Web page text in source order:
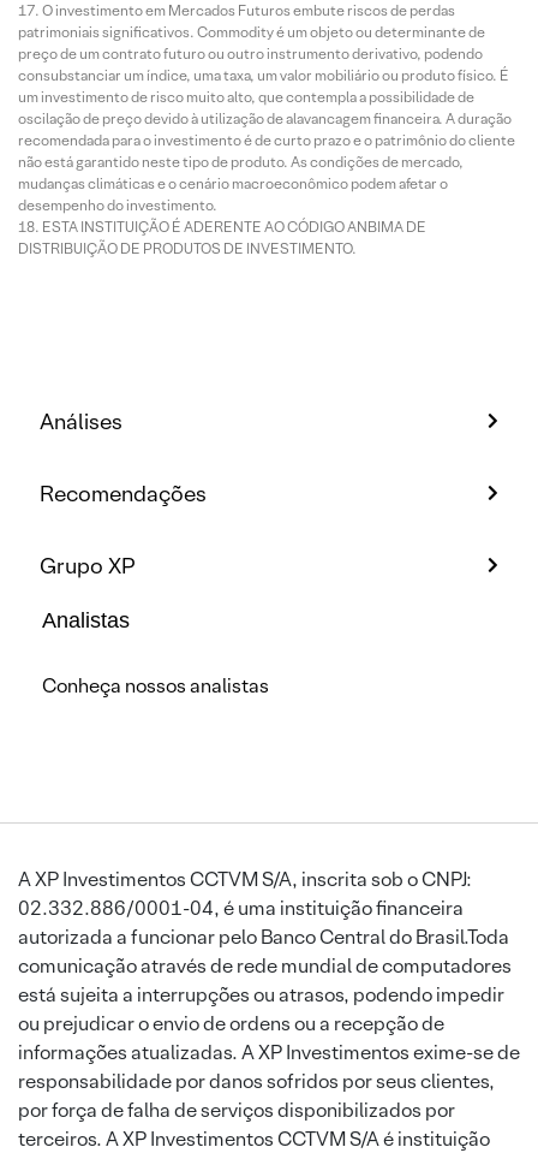
O investimento em Mercados Futuros embute riscos de perdas
patrimoniais significativos. Commodity é um objeto ou determinante de
preço de um contrato futuro ou outro instrumento derivativo, podendo
consubstanciar um índice, uma taxa, um valor mobiliário ou produto físico. É
um investimento de risco muito alto, que contempla a possibilidade de
oscilação de preço devido à utilização de alavancagem financeira. A duração
recomendada para o investimento é de curto prazo e o patrimônio do cliente
não está garantido neste tipo de produto. As condições de mercado,
mudanças climáticas e o cenário macroeconômico podem afetar o
desempenho do investimento.
ESTA INSTITUIÇÃO É ADERENTE AO CÓDIGO ANBIMA DE
DISTRIBUIÇÃO DE PRODUTOS DE INVESTIMENTO.
Análises
Recomendações
Grupo XP
Analistas
Conheça nossos analistas
A XP Investimentos CCTVM S/A, inscrita sob o CNPJ:
02.332.886/0001-04, é uma instituição financeira
autorizada a funcionar pelo Banco Central do Brasil.Toda
comunicação através de rede mundial de computadores
está sujeita a interrupções ou atrasos, podendo impedir
ou prejudicar o envio de ordens ou a recepção de
informações atualizadas. A XP Investimentos exime-se de
responsabilidade por danos sofridos por seus clientes,
por força de falha de serviços disponibilizados por
terceiros. A XP Investimentos CCTVM S/A é instituição